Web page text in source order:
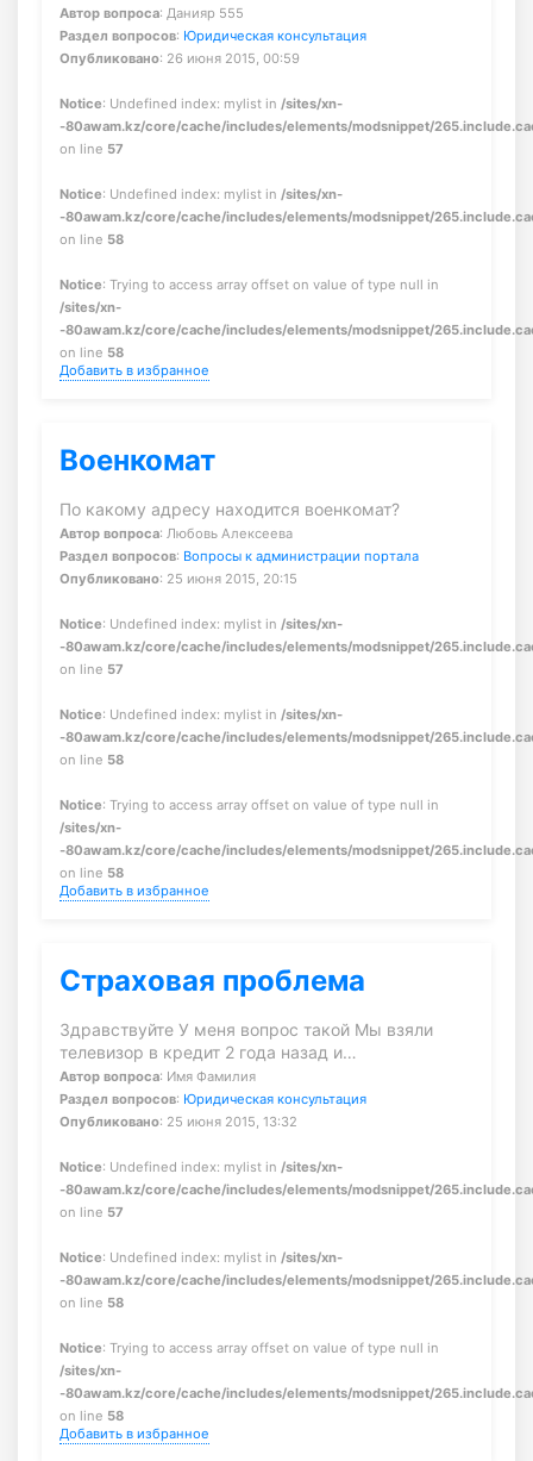
Автор вопроса: Данияр 555
Раздел вопросов: Юридическая консультация
Опубликовано: 26 июня 2015, 00:59
Notice: Undefined index: mylist in /sites/xn-
-80awam.kz/core/cache/includes/elements/modsnippet/
on line 57
Notice: Undefined index: mylist in /sites/xn-
-80awam.kz/core/cache/includes/elements/modsnippet/
on line 58
Notice: Trying to access array offset on value of type null in
/sites/xn-
-80awam.kz/core/cache/includes/elements/modsnippet/
on line 58
Добавить в избранное
Военкомат
По какому адресу находится военкомат?
Автор вопроса: Любовь Алексеева
Раздел вопросов: Вопросы к администрации портала
Опубликовано: 25 июня 2015, 20:15
Notice: Undefined index: mylist in /sites/xn-
-80awam.kz/core/cache/includes/elements/modsnippet/
on line 57
Notice: Undefined index: mylist in /sites/xn-
-80awam.kz/core/cache/includes/elements/modsnippet/
on line 58
Notice: Trying to access array offset on value of type null in
/sites/xn-
-80awam.kz/core/cache/includes/elements/modsnippet/
on line 58
Добавить в избранное
Страховая проблема
Здравствуйте У меня вопрос такой Мы взяли
телевизор в кредит 2 года назад и…
Автор вопроса: Имя Фамилия
Раздел вопросов: Юридическая консультация
Опубликовано: 25 июня 2015, 13:32
Notice: Undefined index: mylist in /sites/xn-
-80awam.kz/core/cache/includes/elements/modsnippet/
on line 57
Notice: Undefined index: mylist in /sites/xn-
-80awam.kz/core/cache/includes/elements/modsnippet/
on line 58
Notice: Trying to access array offset on value of type null in
/sites/xn-
-80awam.kz/core/cache/includes/elements/modsnippet/
on line 58
Добавить в избранное